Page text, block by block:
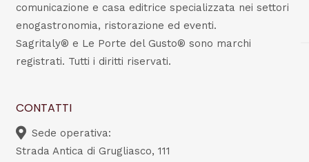
comunicazione e casa editrice specializzata nei settori
enogastronomia, ristorazione ed eventi.
Sagritaly® e Le Porte del Gusto® sono marchi
registrati. Tutti i diritti riservati.
CONTATTI
Sede operativa:
Strada Antica di Grugliasco, 111